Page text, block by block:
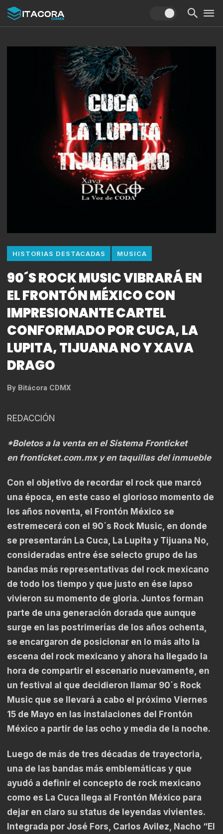
HISTORIAS DESTACADAS MUSICA
90´S ROCK MUSIC VIBRARÁ EN
EL FRONTÓN MÉXICO CON
IMPRESIONANTE CARTEL
CONFORMADO POR CUCA, LA
LUPITA, TIJUANA NO Y XAVA
DRAGO
By Bitácora CDMX
REDACCIÓN
*Boletos a la venta en el Sistema Fronticket
en fronticket.com.mxy en taquillas del inmueble
Con el objetivo de recordar el rock que marcó
una época, en este caso el glorioso momento de
los años noventa, el Frontón México se
estremecerá con el 90´s Rock Music, en donde
se presentarán La Cuca, La Lupita y Tijuana No,
consideradas entre ése selecto grupo de las
bandas más representativas del rock mexicano
de todo los tiempo y que justo en ése lapso
vivieron su momento de gloria. Juntos forman
parte de una generación dorada que aunque
surge en las postrimerías de los años ochenta,
se encargaron de posicionar en lo más alto la
escena del rock mexicano y ahora ha llegado la
hora de compartir el escenario nuevamente, en
un festival al que decidieron llamar 90´s Rock
Music que se llevará a cabo el próximo Viernes
15 de Mayo en las instalaciones del Frontón
México a partir de las ocho y media de la noche.
Luego de más de tres décadas de trayectoria,
una de las bandas más emblemáticas y que
ayudó a definir el concepto de rock mexicano
como es La Cuca llega al Frontón México para
dejar en claro su status de leyendas vivientes.
Integrada por José Fors, Carlos Avilez, Nacho “El